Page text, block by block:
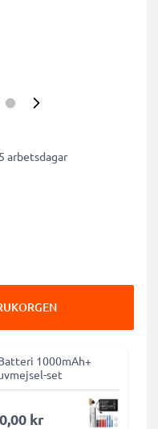
arbetsdagar
1000mAh+
set
kr